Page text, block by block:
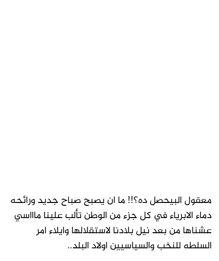
معقول البيحصل ده؟!! ما ان يصبح صباح جديد ورائحه
دماء الابرياء في كل جزء من الوطن تألب علينا ماااسي
عشناها من بعد نيل بلادنا لاستقلالها وايلاء امر
السلطه للنخب والسياسيين اولاد البلد..